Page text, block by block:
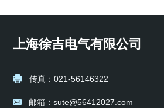
上海徐吉电气有限公司
传真：021-56146322
邮箱：sute@56412027.com